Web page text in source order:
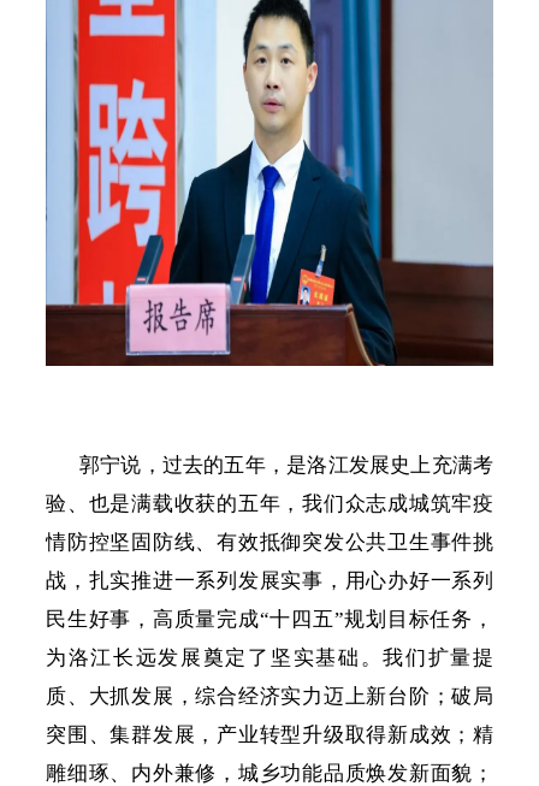
郭宁说，过去的五年，是洛江发展史上充满考
验、也是满载收获的五年，我们众志成城筑牢疫
情防控坚固防线、有效抵御突发公共卫生事件挑
战，扎实推进一系列发展实事，用心办好一系列
民生好事，高质量完成“十四五”规划目标任务，
为洛江长远发展奠定了坚实基础。我们扩量提
质、大抓发展，综合经济实力迈上新台阶；破局
突围、集群发展，产业转型升级取得新成效；精
雕细琢、内外兼修，城乡功能品质焕发新面貌；